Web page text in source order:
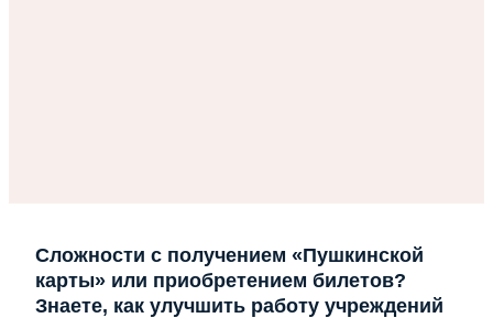
Сложности с получением «Пушкинской
карты» или приобретением билетов?
Знаете, как улучшить работу учреждений